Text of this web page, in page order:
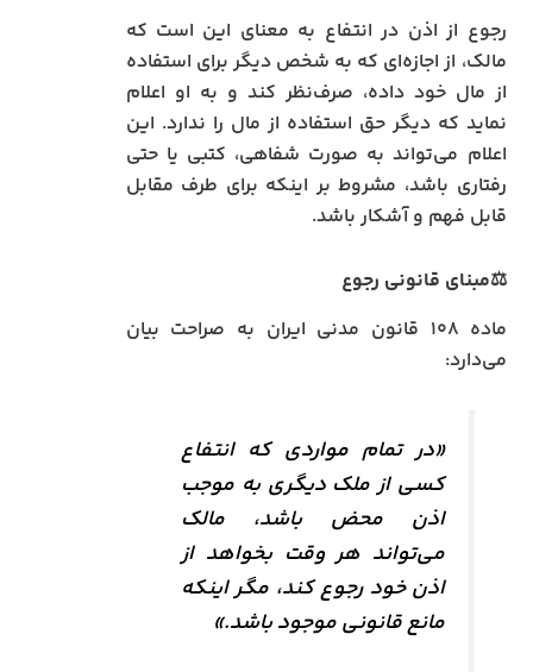
رجوع از اذن در انتفاع به معنای این است که
مالک، از اجازه‌ای که به شخص دیگر برای استفاده
از مال خود داده، صرف‌نظر کند و به او اعلام
نماید که دیگر حق استفاده از مال را ندارد. این
اعلام می‌تواند به صورت شفاهی، کتبی یا حتی
رفتاری باشد، مشروط بر اینکه برای طرف مقابل
قابل فهم و آشکار باشد.
⚖️مبنای قانونی رجوع
ماده ۱۰۸ قانون مدنی ایران به صراحت بیان
می‌دارد:
«در تمام مواردی که انتفاع
کسی از ملک دیگری به موجب
اذن محض باشد، مالک
می‌تواند هر وقت بخواهد از
اذن خود رجوع کند، مگر اینکه
مانع قانونی موجود باشد.»